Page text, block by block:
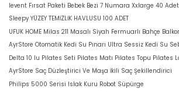
levent Fırsat Paketi Bebek Bezi 7 Numara Xxlarge 40 Adet
Sleepy YÜZEY TEMİZLİK HAVLUSU 100 ADET
UFUK HOME Milas 211 Masalı Siyah Fermuarlı Bahçe
AyrStore Otomatik Kedi Su Pınarı Ultra Sessiz Kedi Su
Delta 10 lu Pilates Seti Pilates Matı Pilates Topu Pilates
AyrStore Saç Düzleştirici Ve Maşa İkili Saç Şekillendirici
Philips 5000 Serisi Islak Kuru Robot Süpürge